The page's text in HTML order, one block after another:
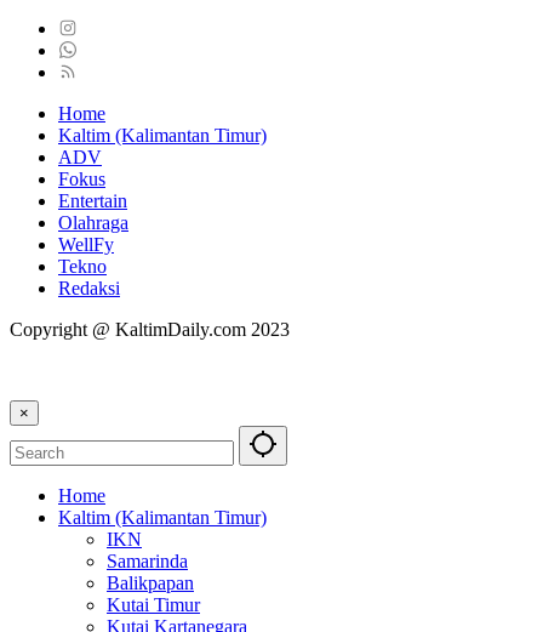
Home
Kaltim (Kalimantan Timur)
ADV
Fokus
Entertain
Olahraga
WellFy
Tekno
Redaksi
Copyright @ KaltimDaily.com 2023
×
Home
Kaltim (Kalimantan Timur)
IKN
Samarinda
Balikpapan
Kutai Timur
Kutai Kartanegara